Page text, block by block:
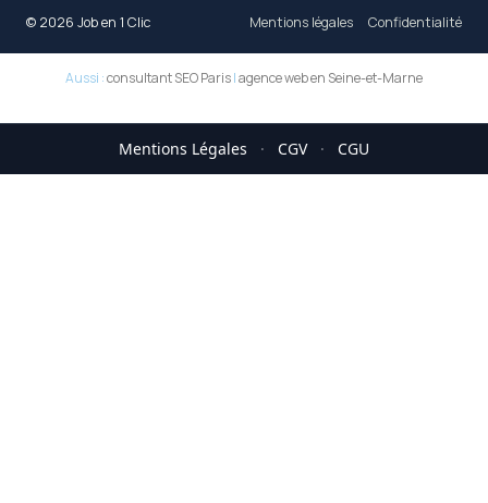
© 2026 Job en 1 Clic Mentions légales Confidentialité
Aussi :consultant SEO Paris|agence web en Seine-et-Marne
Mentions Légales · CGV · CGU